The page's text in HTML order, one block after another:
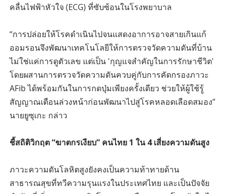
คลื่นไฟฟ้าหัวใจ (ECG) ที่ซับซ้อนในโรงพยาบาล
“การปล่อยให้โรคดำเนินไปจนแสดงอาการอาจสายเกินแก้
ออมรอนจึงพัฒนาเทคโนโลยีให้การตรวจวัดความดันที่บ้าน
ไม่ใช่แค่การดูตัวเลข แต่เป็น 'กุญแจสำคัญในการรักษาชีวิต'
โดยผสานการตรวจวัดความดันควบคู่กับการคัดกรองภาวะ
AFib ได้พร้อมกันในการกดปุ่มเพียงครั้งเดียว ช่วยให้ผู้ใช้รู้
สัญญาณเตือนล่วงหน้าก่อนพัฒนาไปสู่โรคหลอดเลือดสมอง”
นายยูซุเกะ กล่าว
ชี้สถิติวิกฤต “ฆาตกรเงียบ” คนไทย 1 ใน 4 เสี่ยงความดันสูง
ภาวะความดันโลหิตสูงยังคงเป็นความท้าทายด้าน
สาธารณสุขที่ทวีความรุนแรงในประเทศไทย และเป็นปัจจัย